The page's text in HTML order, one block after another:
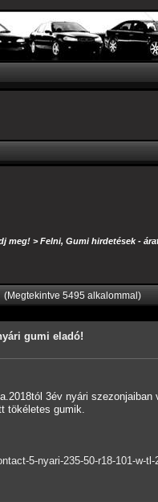
meg! >Felni, Gumi hirdetések -
5495 alkalommal)
gumi eladó!
3év nyári szezonjaiban
tökéletes gumik.
5-nyari-235-50-r18-101-w-tl-